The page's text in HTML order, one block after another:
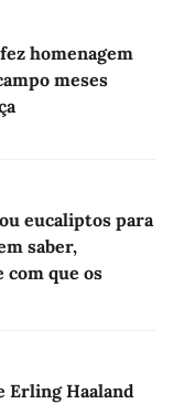
homenagem
meses
eucaliptos para
saber,
que os
Erling Haaland